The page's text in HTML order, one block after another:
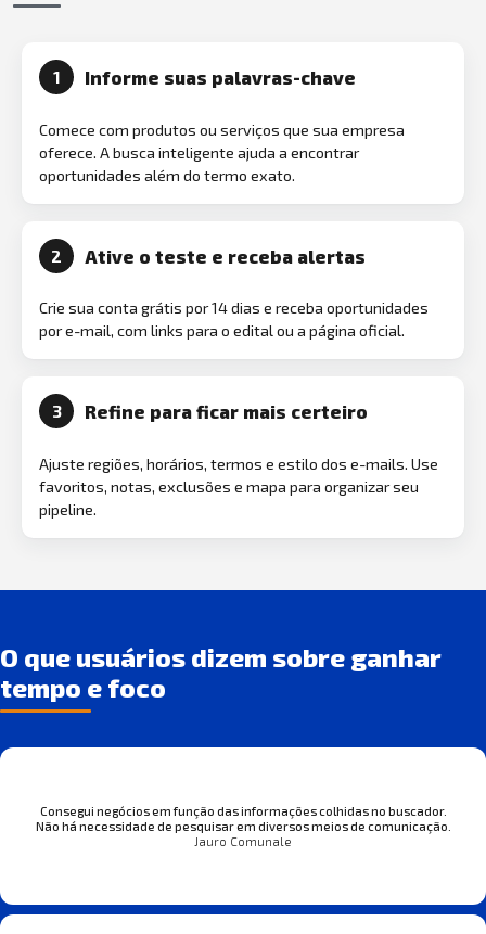
1 Informe suas palavras-chave
Comece com produtos ou serviços que sua empresa
oferece. A busca inteligente ajuda a encontrar
oportunidades além do termo exato.
2 Ative o teste e receba alertas
Crie sua conta grátis por 14 dias e receba oportunidades
por e-mail, com links para o edital ou a página oficial.
3 Refine para ficar mais certeiro
Ajuste regiões, horários, termos e estilo dos e-mails. Use
favoritos, notas, exclusões e mapa para organizar seu
pipeline.
O que usuários dizem sobre ganhar
tempo e foco
Consegui negócios em função das informações colhidas no buscador.
Não há necessidade de pesquisar em diversos meios de comunicação.
Jauro Comunale